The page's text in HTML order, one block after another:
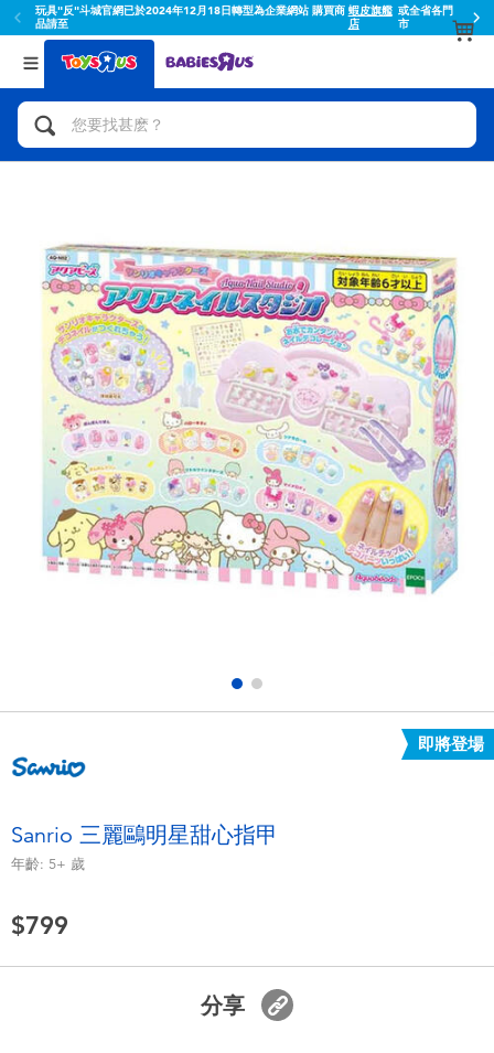
玩具"反"斗城官網已於2024年12月18日轉型為企業網站 購買商
品請至
蝦皮旗艦
店
或全省各門
市
返回
分類目錄
人氣英雄,角色扮演,射擊玩具
拼砌組合及樂高LEGO
玩具車,貨車,火車及遙控系列
手工藝,文具,蠟筆,泥膠,畫板
娃娃, 芭比,收藏公仔
電子玩具
遊戲及拼圖系列
返回
品牌
Toy Story玩具總動員
52TOYS
Fuggler
Miniso名創優品
playpop
LEGO樂高
Barbie芭比
即將登場
Sanrio 三麗鷗明星甜心指甲
年齡: 5+ 歲
$799
分享